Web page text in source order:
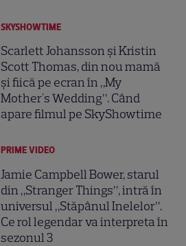
SKYSHOWTIME
Scarlett Johansson și Kristin
Scott Thomas, din nou mamă
și fiică pe ecran în „My
Mother's Wedding”. Când
apare filmul pe SkyShowtime
PRIME VIDEO
Jamie Campbell Bower, starul
din „Stranger Things”, intră în
universul „Stăpânul Inelelor”.
Ce rol legendar va interpreta în
sezonul 3